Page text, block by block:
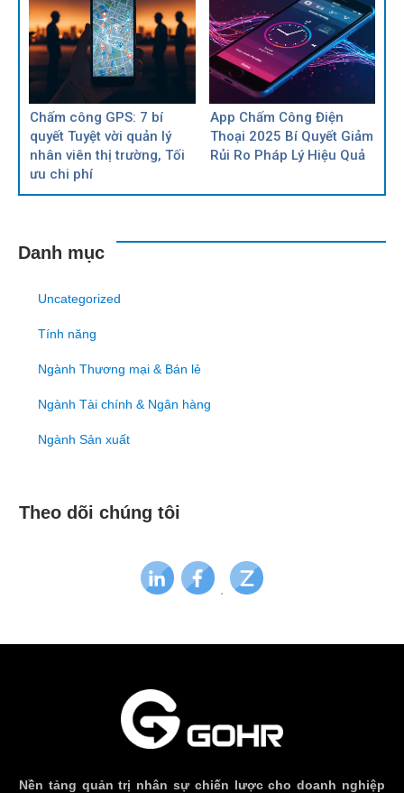
Chấm công GPS: 7 bí
quyết Tuyệt vời quản lý
nhân viên thị trường, Tối
ưu chi phí
App Chấm Công Điện
Thoại 2025 Bí Quyết Giảm
Rủi Ro Pháp Lý Hiệu Quả
Danh mục
Uncategorized
Tính năng
Ngành Thương mại & Bán lẻ
Ngành Tài chính & Ngân hàng
Ngành Sản xuất
Theo dõi chúng tôi
Nền tảng quản trị nhân sự chiến lược cho doanh nghiệp